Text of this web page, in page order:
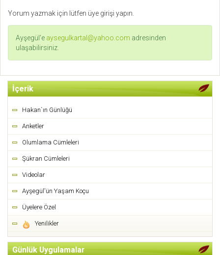
Yorum yazmak için lütfen üye girişi yapın.
Ayşegül'e aysegulkartal@yahoo.com adresinden
ulaşabilirsiniz.
İçerik
Hakan`ın Günlüğü
Anketler
Olumlama Cümleleri
Şükran Cümleleri
Videolar
Ayşegül'ün Yaşam Koçu
Üyelere Özel
Yenilikler
Günlük Uygulamalar